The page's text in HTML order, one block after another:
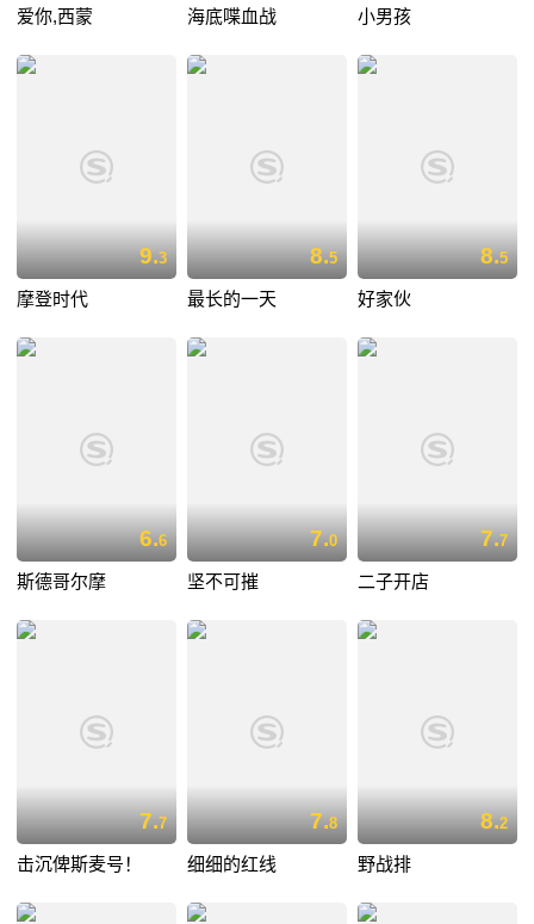
爱你,西蒙 海底喋血战 小男孩
9.3
摩登时代
8.5
最长的一天
8.5
好家伙
6.6
斯德哥尔摩
7.0
坚不可摧
7.7
二子开店
7.7
击沉俾斯麦号！
7.8
细细的红线
8.2
野战排